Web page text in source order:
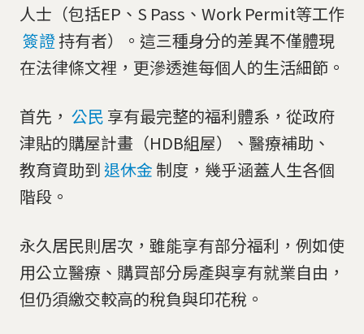
人士（包括EP、S Pass、Work Permit等工作
簽證持有者）。這三種身分的差異不僅體現
在法律條文裡，更滲透進每個人的生活細節。
首先， 公民 享有最完整的福利體系，從政府
津貼的購屋計畫（HDB組屋）、醫療補助、
教育資助到 退休金 制度，幾乎涵蓋人生各個
階段。
永久居民則居次，雖能享有部分福利，例如使
用公立醫療、購買部分房產與享有就業自由，
但仍須繳交較高的稅負與印花稅。